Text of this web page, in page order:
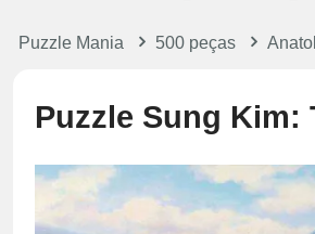
Puzzle Mania 500 peças
Puzzle Sung Kim: